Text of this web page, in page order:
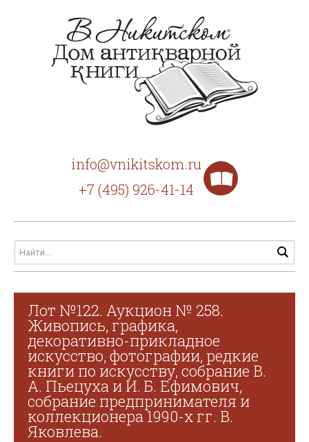
info@vnikitskom.ru
+7 (495) 926-41-14
Лот №122. Аукцион № 258.
Живопись, графика,
декоративно-прикладное
искусство, фотографии, редкие
книги по искусству, собрание В.
А. Пьецуха и И. Б. Ефимович,
собрание предпринимателя и
коллекционера 1990-х гг. В.
Яковлева.